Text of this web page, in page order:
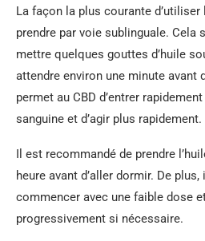
La façon la plus courante d’utiliser
prendre par voie sublinguale. Cela
mettre quelques gouttes d’huile
attendre environ une minute avant
permet au CBD d’entrer
sanguine et d’agir plus rapidement.
Il est recommandé de prendre
heure avant d’aller dormir. De
commencer avec une faible dose
progressivement si nécessaire.